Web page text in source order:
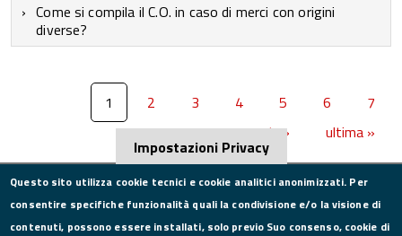
Come si compila il C.O. in caso di merci con origini
diverse?
1 2 3 4 5 6
7
seguente ›
ultima »
CONTATTI
Impostazioni Privacy
Questo sito utilizza cookie tecnici e cookie analitici anonimizzati. Per
consentire specifiche funzionalità quali la condivisione e/o la visione di
contenuti, possono essere installati, solo previo Suo consenso, cookie di